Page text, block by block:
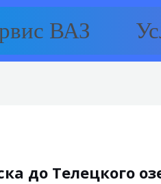
ВАЗ
до Телецкого